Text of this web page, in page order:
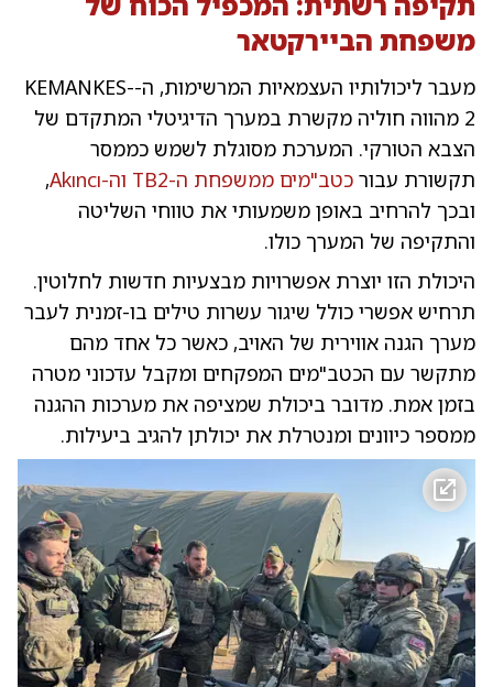
משפחת הביירקטאר
מעבר ליכולותיו העצמאיות המרשימות, ה-KEMANKES-
2 מהווה חוליה מקשרת במערך הדיגיטלי המתקדם של
הצבא הטורקי. המערכת מסוגלת לשמש כממסר
תקשורת עבור כטב"מים ממשפחת ה-TB2 וה-Akıncı
,
ובכך להרחיב באופן משמעותי את טווחי השליטה
והתקיפה של המערך כולו.
היכולת הזו יוצרת אפשרויות מבצעיות חדשות לחלוטין.
תרחיש אפשרי כולל שיגור עשרות טילים בו-זמנית לעבר
מערך הגנה אווירית של האויב, כאשר כל אחד מהם
מתקשר עם הכטב"מים המפקחים ומקבל עדכוני מטרה
בזמן אמת. מדובר ביכולת שמציפה את מערכות ההגנה
ממספר כיוונים ומנטרלת את יכולתן להגיב ביעילות.